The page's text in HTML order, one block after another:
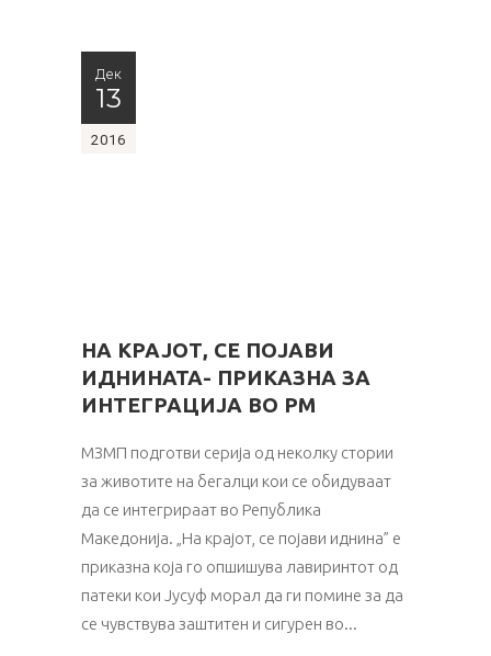
Дек
13
2016
НА КРАЈОТ, СЕ ПОЈАВИ
ИДНИНАТА- ПРИКАЗНА ЗА
ИНТЕГРАЦИЈА ВО РМ
МЗМП подготви серија од неколку стории
за животите на бегалци кои се обидуваат
да се интегрираат во Република
Македонија. „На крајот, се појави иднина” е
приказна која го опшишува лавиринтот од
патеки кои Јусуф морал да ги помине за да
се чувствува заштитен и сигурен во